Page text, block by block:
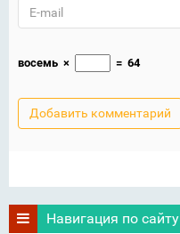
восемь × = 64
Навигация по сайту